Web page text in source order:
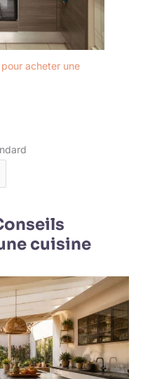
acheter une
cuisine